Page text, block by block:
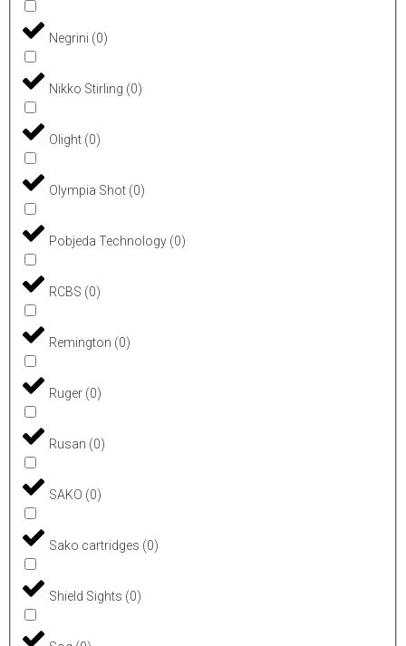
Negrini (0)
Nikko Stirling (0)
Olight (0)
Olympia Shot (0)
Pobjeda Technology (0)
RCBS (0)
Remington (0)
Ruger (0)
Rusan (0)
SAKO (0)
Sako cartridges (0)
Shield Sights (0)